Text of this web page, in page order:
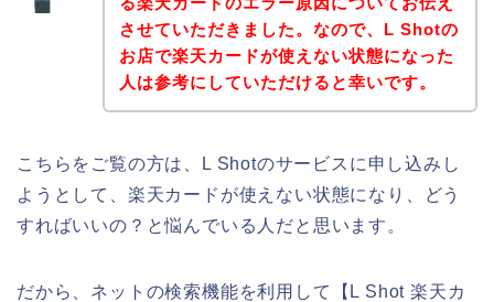
させていただきました。なので、L Shotの
お店で楽天カードが使えない状態になった
人は参考にしていただけると幸いです。
こちらをご覧の方は、L Shotのサービスに申し込みし
ようとして、楽天カードが使えない状態になり、どう
すればいいの？と悩んでいる人だと思います。
だから、ネットの検索機能を利用して【L Shot 楽天カ